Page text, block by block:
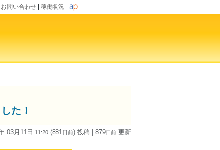
お問い合わせ 稼働状況
た！
03月11日 11:20 (881日前) 投稿 | 879日前 更新